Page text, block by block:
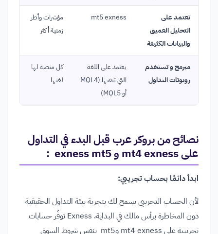
تعتمد على
التحليل العميق
والبيانات الكثيفة
mt5 exness
مؤشرات وأطر
زمنية أكثر
مبرمج و تستخدم
روبوتات التداول
يعتمد على اللغة
التي تتقنها (MQL4
أو MQL5)
كل منصة لها
لغتها
نصائح من بروكر عرب قبل البدء في التداول
على mt4 exness و exness mt5 :
ابدأ دائمًا بحساب تجريبي:
لأن الحساب التجريبي يسمح لك بتجربة بيئة التداول الحقيقية
دون المخاطرة برأس مالك في البداية، Exness توفّر حسابات
تجريبية على mt4 exness وmt5 بنفس شروط السوق